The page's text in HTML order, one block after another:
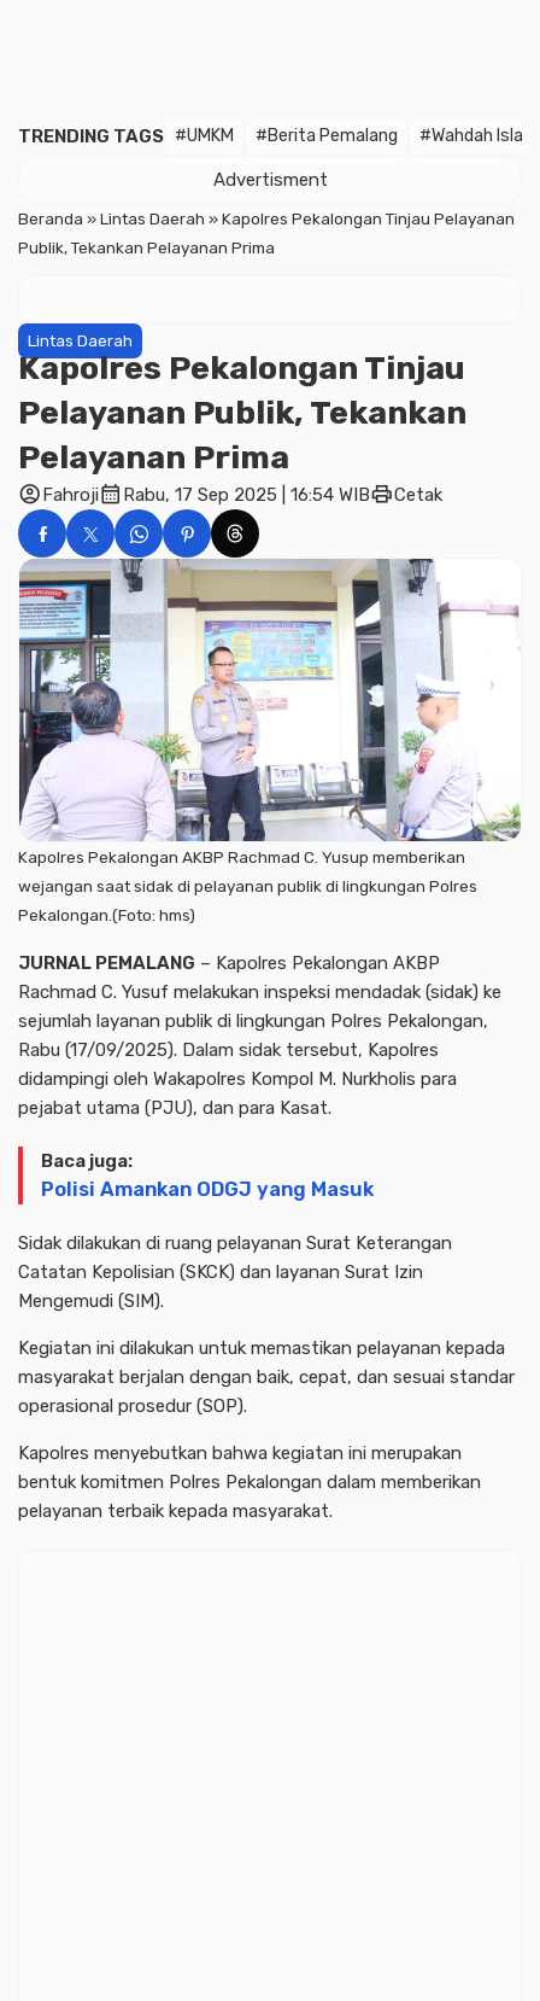
TRENDING TAGS #UMKM #Berita Pemalang #Wahdah
Advertisment
Beranda »Lintas Daerah »Kapolres Pekalongan Tinjau Pelayanan
Publik, Tekankan Pelayanan Prima
Lintas Daerah
Kapolres Pekalongan Tinjau
Pelayanan Publik, Tekankan
Pelayanan Prima
account_circleFahrojicalendar_month Rabu, 17 Sep 2025 | 16:54 WIBprintCetak
Kapolres Pekalongan AKBP Rachmad C. Yusup memberikan
wejangan saat sidak di pelayanan publik di lingkungan Polres
Pekalongan.(Foto: hms)
JURNAL PEMALANG – Kapolres Pekalongan AKBP
Rachmad C. Yusuf melakukan inspeksi mendadak (sidak) ke
sejumlah layanan publik di lingkungan Polres Pekalongan,
Rabu (17/09/2025). Dalam sidak tersebut, Kapolres
didampingi oleh Wakapolres Kompol M. Nurkholis para
pejabat utama (PJU), dan para Kasat.
Baca juga:
Polisi Amankan ODGJ yang Masuk
Sidak dilakukan di ruang pelayanan Surat Keterangan
Catatan Kepolisian (SKCK) dan layanan Surat Izin
Mengemudi (SIM).
Kegiatan ini dilakukan untuk memastikan pelayanan kepada
masyarakat berjalan dengan baik, cepat, dan sesuai standar
operasional prosedur (SOP).
Kapolres menyebutkan bahwa kegiatan ini merupakan
bentuk komitmen Polres Pekalongan dalam memberikan
pelayanan terbaik kepada masyarakat.